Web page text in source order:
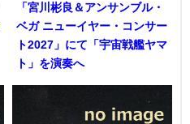
「宮川彬良＆アンサンブル・
ベガ ニューイヤー・コンサー
ト2027」にて「宇宙戦艦ヤマ
ト」を演奏へ